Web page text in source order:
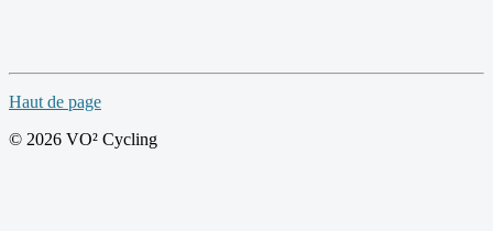
Haut de page
© 2026 VO² Cycling